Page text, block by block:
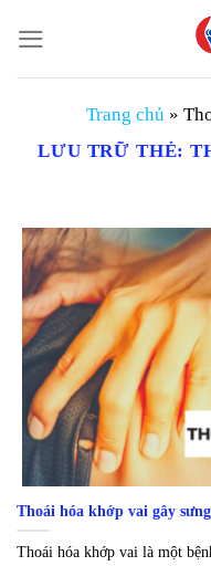
đến
nội
Trang chủ »
LƯU TRỮ THẺ:
Thoái hóa khớp vai gây
Thoái hóa khớp vai là một